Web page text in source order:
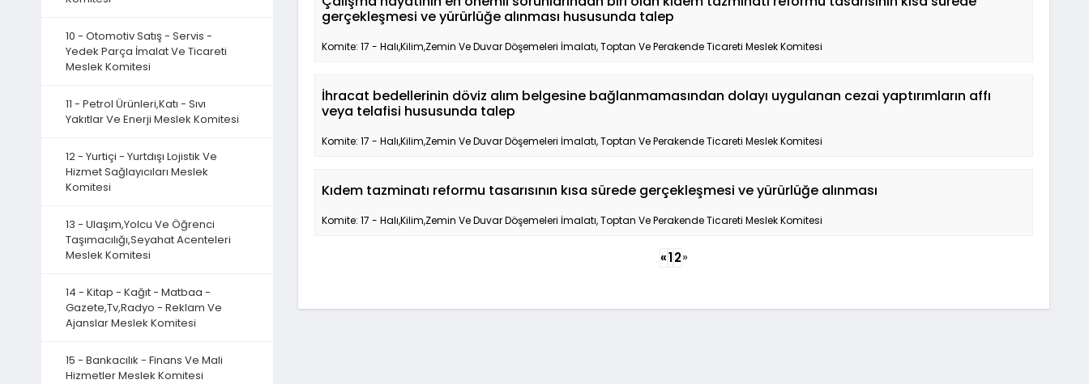
10 - Otomotiv Satış - Servis -
Yedek Parça İmalat Ve Ticareti
Meslek Komitesi
11 - Petrol Ürünleri,Katı - Sıvı
Yakıtlar Ve Enerji Meslek Komitesi
12 - Yurtiçi - Yurtdışı Lojistik Ve
Hizmet Sağlayıcıları Meslek
Komitesi
13 - Ulaşım,Yolcu Ve Öğrenci
Taşımacılığı,Seyahat Acenteleri
Meslek Komitesi
14 - Kitap - Kağıt - Matbaa -
Gazete,Tv,Radyo - Reklam Ve
Ajanslar Meslek Komitesi
15 - Bankacılık - Finans Ve Mali
Hizmetler Meslek Komitesi
gerçekleşmesi ve yürürlüğe alınması hususunda talep
Komite: 17 - Halı,Kilim,Zemin Ve Duvar Döşemeleri İmalatı, Toptan Ve Perakende Ticareti Meslek Komitesi
İhracat bedellerinin döviz alım belgesine bağlanmamasından dolayı uygulanan cezai yaptırımların affı
veya telafisi hususunda talep
Komite: 17 - Halı,Kilim,Zemin Ve Duvar Döşemeleri İmalatı, Toptan Ve Perakende Ticareti Meslek Komitesi
Kıdem tazminatı reformu tasarısının kısa sürede gerçekleşmesi ve yürürlüğe alınması
Komite: 17 - Halı,Kilim,Zemin Ve Duvar Döşemeleri İmalatı, Toptan Ve Perakende Ticareti Meslek Komitesi
«12»